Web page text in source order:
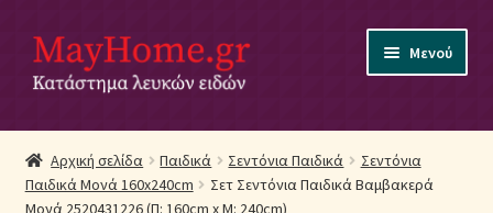
Απευθείας
μετάβαση
στην
Μετάβαση
σε
περιεχόμενο
Μενού
Αρχική
Ακύρωση Παραγγελίας
Αρχική σελίδα Παιδικά Σεντόνια Παιδικά
Σεντόνια
Παιδικά Μονά 160x240cm
Σετ Σεντόνια Παιδικά Βαμβακερά
Μονά 2520431226 (Π: 160cm x Μ: 240cm)